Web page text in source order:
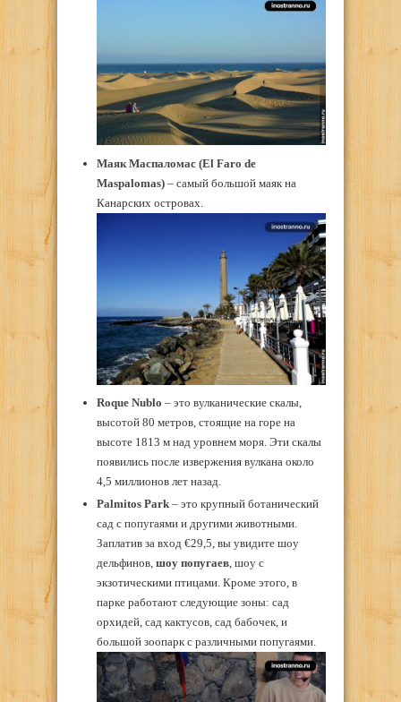
Маяк Маспаломас (El Faro de
Maspalomas)– самый большой маяк на
Канарских островах.
Roque Nublo – это вулканические скалы,
высотой 80 метров, стоящие на горе на
высоте 1813 м над уровнем моря. Эти скалы
появились после извержения вулкана около
4,5 миллионов лет назад.
Palmitos Park– это крупный ботанический
сад с попугаями и другими животными.
Заплатив за вход €29,5, вы увидите шоу
дельфинов, шоу попугаев, шоу с
экзотическими птицами. Кроме этого, в
парке работают следующие зоны: сад
орхидей, сад кактусов, сад бабочек, и
большой зоопарк с различными попугаями.